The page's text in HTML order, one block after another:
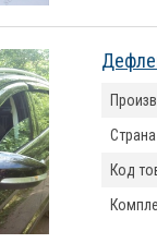
Страна
Код